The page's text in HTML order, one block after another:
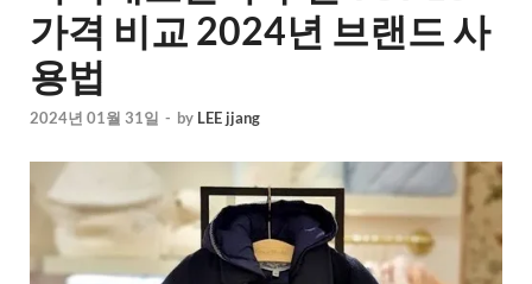
가격 비교 2024년 브랜드 사
용법
2024년 01월 31일 - by LEE jjang